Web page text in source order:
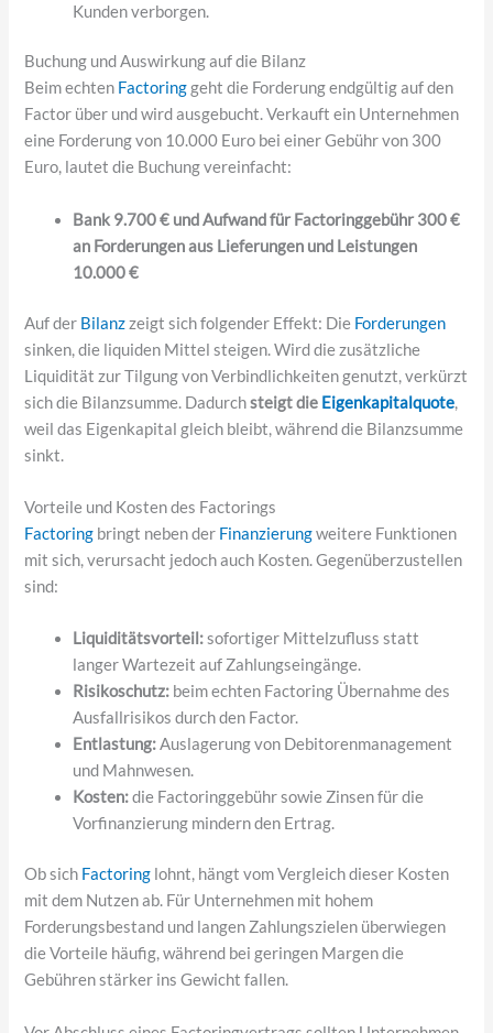
Kunden verborgen.
Buchung und Auswirkung auf die Bilanz
Beim echten Factoringgeht die Forderung endgültig auf den
Factor über und wird ausgebucht. Verkauft ein Unternehmen
eine Forderung von 10.000 Euro bei einer Gebühr von 300
Euro, lautet die Buchung vereinfacht:
Bank 9.700 € und Aufwand für Factoringgebühr 300 €
an Forderungen aus Lieferungen und Leistungen
10.000 €
Auf der Bilanzzeigt sich folgender Effekt: Die Forderungen
sinken, die liquiden Mittel steigen. Wird die zusätzliche
Liquidität zur Tilgung von Verbindlichkeiten genutzt, verkürzt
sich die Bilanzsumme. Dadurchsteigt die Eigenkapitalquote,
weil das Eigenkapital gleich bleibt, während die Bilanzsumme
sinkt.
Vorteile und Kosten des Factorings
Factoring bringt neben der Finanzierungweitere Funktionen
mit sich, verursacht jedoch auch Kosten. Gegenüberzustellen
sind:
Liquiditätsvorteil:sofortiger Mittelzufluss statt
langer Wartezeit auf Zahlungseingänge.
Risikoschutz: beim echten Factoring Übernahme des
Ausfallrisikos durch den Factor.
Entlastung:Auslagerung von Debitorenmanagement
und Mahnwesen.
Kosten:die Factoringgebühr sowie Zinsen für die
Vorfinanzierung mindern den Ertrag.
Ob sich Factoring lohnt, hängt vom Vergleich dieser Kosten
mit dem Nutzen ab. Für Unternehmen mit hohem
Forderungsbestand und langen Zahlungszielen überwiegen
die Vorteile häufig, während bei geringen Margen die
Gebühren stärker ins Gewicht fallen.